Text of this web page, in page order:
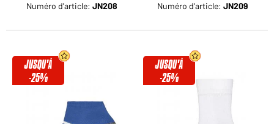
Numéro d'article: JN208 Numéro d'article: JN209
JUSQU'À
-25%
JUSQU'À
-25%